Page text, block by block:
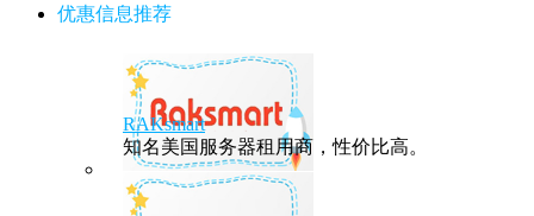
优惠信息推荐
RAKsmart
知名美国服务器租用商，性价比高。